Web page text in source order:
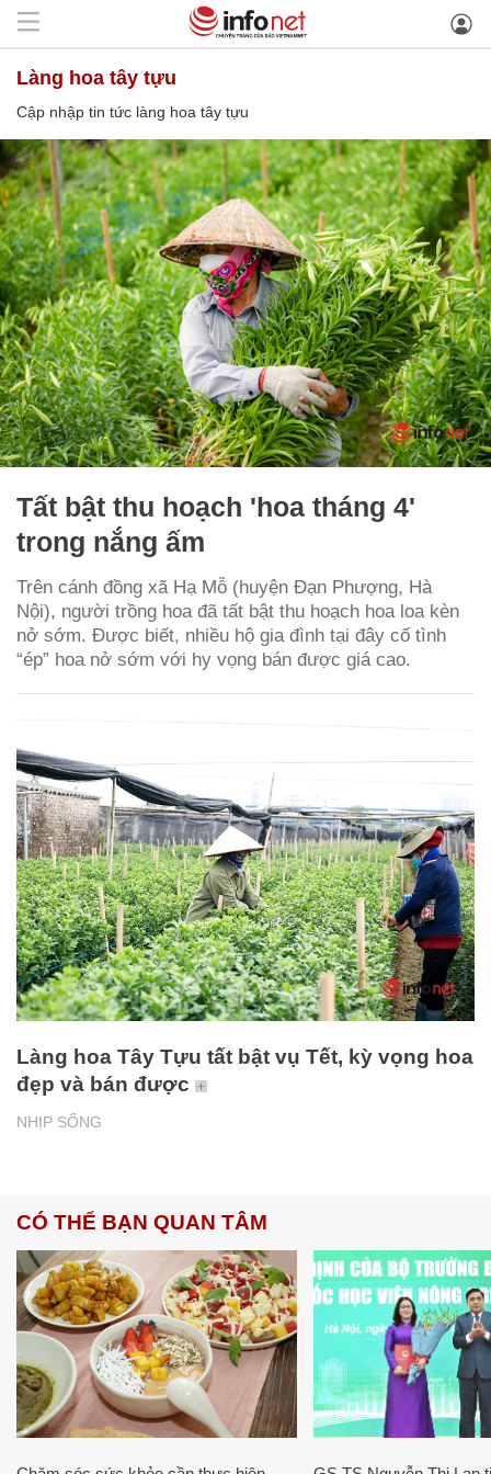
làng hoa tây tựu
Cập nhập tin tức làng hoa tây tựu
Tất bật thu hoạch 'hoa tháng 4'
trong nắng ấm
Trên cánh đồng xã Hạ Mỗ (huyện Đạn Phượng, Hà
Nội), người trồng hoa đã tất bật thu hoạch hoa loa kèn
nở sớm. Được biết, nhiều hộ gia đình tại đây cố tình
“ép” hoa nở sớm với hy vọng bán được giá cao.
NHỊP SỐNG
Làng hoa Tây Tựu tất bật vụ Tết, kỳ vọng hoa
đẹp và bán được
CÓ THỂ BẠN QUAN TÂM